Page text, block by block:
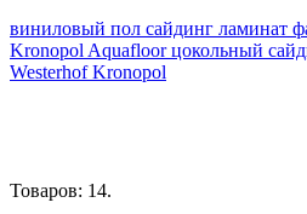
виниловый пол сайдинг ламинат
Kronopol Aquafloorцокольный
WesterhofKronopol
Товаров: 14.